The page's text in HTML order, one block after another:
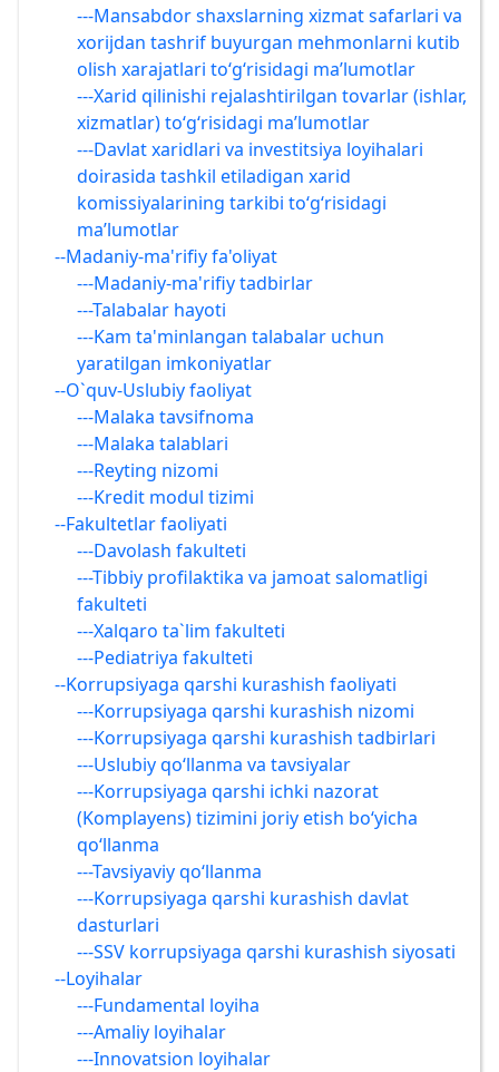
---Mansabdor shaxslarning xizmat safarlari va
xorijdan tashrif buyurgan mehmonlarni kutib
olish xarajatlari to‘g‘risidagi ma’lumotlar
---Xarid qilinishi rejalashtirilgan tovarlar (ishlar,
xizmatlar) to‘g‘risidagi ma’lumotlar
---Davlat xaridlari va investitsiya loyihalari
doirasida tashkil etiladigan xarid
komissiyalarining tarkibi to‘g‘risidagi
ma’lumotlar
--Madaniy-ma'rifiy fa'oliyat
---Madaniy-ma'rifiy tadbirlar
---Talabalar hayoti
---Kam ta'minlangan talabalar uchun
yaratilgan imkoniyatlar
--O`quv-Uslubiy faoliyat
---Malaka tavsifnoma
---Malaka talablari
---Reyting nizomi
---Kredit modul tizimi
--Fakultetlar faoliyati
---Davolash fakulteti
---Tibbiy profilaktika va jamoat salomatligi
fakulteti
---Xalqaro ta`lim fakulteti
---Pediatriya fakulteti
--Korrupsiyaga qarshi kurashish faoliyati
---Korrupsiyaga qarshi kurashish nizomi
---Korrupsiyaga qarshi kurashish tadbirlari
---Uslubiy qo‘llanma va tavsiyalar
---Korrupsiyaga qarshi ichki nazorat
(Komplayens) tizimini joriy etish bo‘yicha
qo‘llanma
---Tavsiyaviy qo‘llanma
---Korrupsiyaga qarshi kurashish davlat
dasturlari
---SSV korrupsiyaga qarshi kurashish siyosati
--Loyihalar
---Fundamental loyiha
---Amaliy loyihalar
---Innovatsion loyihalar